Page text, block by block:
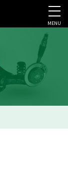
会社案内・採用・IR
MENU